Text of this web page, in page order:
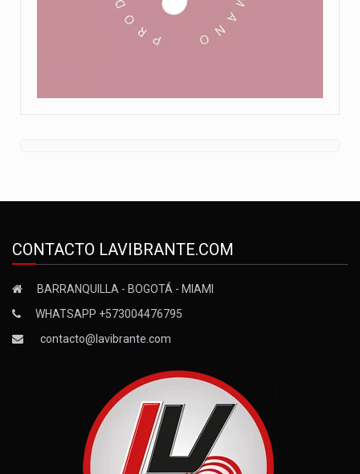
CONTACTO LAVIBRANTE.COM
BARRANQUILLA - BOGOTÁ - MIAMI
WHATSAPP +573004476795
contacto@lavibrante.com